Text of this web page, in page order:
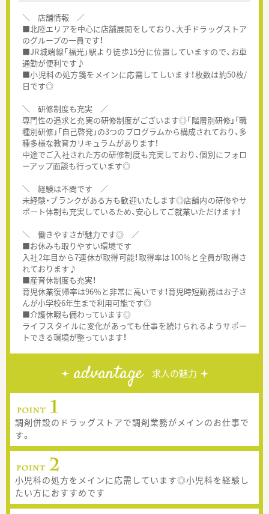
＼ 店舗情報 ／
■北陸エリアを中心に店舗展開をしており、大手ドラッグストア
のグループの一員です！
■JR城端線「福光」駅より徒歩15分に位置していますので、お車
通勤が便利です♪
■小児科の処方箋をメインに応需してしいます！枚数は約50枚/
日です◎
＼ 研修制度も充実 ／
専門性の追求と充実の研修制度がございます◎「階層別研修」「職
種別研修」「自己啓発」の3つのプログラムから構成されており、多
種多様な教育カリキュラムがあります！
中途でご入社された方の研修制度も充実しており、個別にフォロ
ーアップ面談も行っています◎
＼ 経験は不問です ／
未経験・ブランクがある方も歓迎いたします◎店舗内の研修やサ
ポート体制も充実しているため、安心してご就業いただけます！
＼ 働きやすさが魅力です◎ ／
■お休みも取りやすい環境です
入社2年目から7連休が取得可能！取得率は100％と全員が取得さ
れております♪
■産育休制度も充実！
育児休業復帰率は96％と非常に高いです！育児時短勤務はお子さ
んが小学校6年生まで利用可能です◎
■介護休暇も備わっています◎
ライフスタイルに変化があっても仕事を続けられるようサポー
トできる環境が整っています！
advantage 求人の魅力
調剤併設のドラッグストアで調剤業務がメインのお仕事で
す。
小児科の処方をメインに応需しています◎小児科を経験し
たい方におすすめです